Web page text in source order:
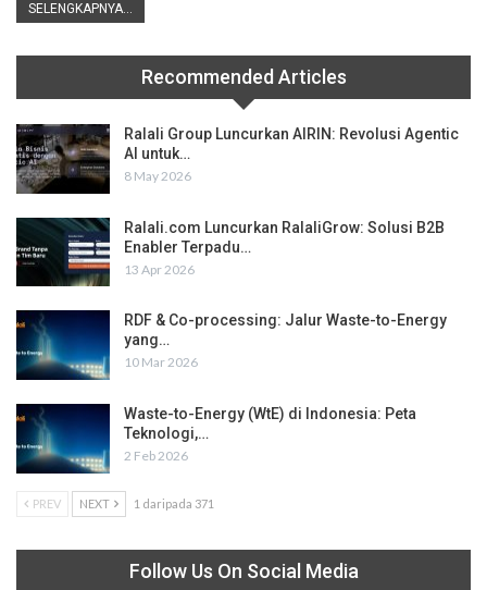
SELENGKAPNYA...
Recommended Articles
Ralali Group Luncurkan AIRIN: Revolusi Agentic
AI untuk…
8 May 2026
Ralali.com Luncurkan RalaliGrow: Solusi B2B
Enabler Terpadu…
13 Apr 2026
RDF & Co-processing: Jalur Waste-to-Energy
yang…
10 Mar 2026
Waste-to-Energy (WtE) di Indonesia: Peta
Teknologi,…
2 Feb 2026
PREV NEXT 1 daripada 371
Follow Us On Social Media